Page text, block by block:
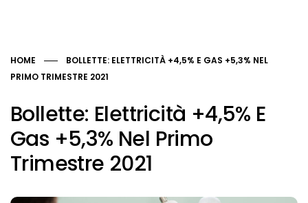
HOME
BOLLETTE: ELETTRICITÀ +4,5% E GAS +5,3% NEL
PRIMO TRIMESTRE 2021
Bollette: Elettricità +4,5% E
Gas +5,3% Nel Primo
Trimestre 2021